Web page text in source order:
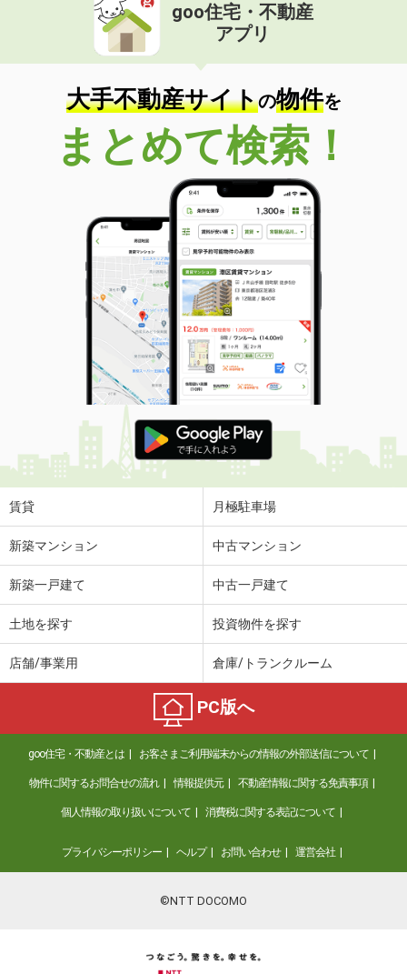
goo住宅・不動産
アプリ
大手不動産サイトの物件を
まとめて検索！
賃貸 月極駐車場
新築マンション 中古マンション
新築一戸建て 中古一戸建て
土地を探す 投資物件を探す
店舗/事業用 倉庫/トランクルーム
PC版へ
goo住宅・不動産とは お客さまご利用端末からの情報の外部送信について
物件に関するお問合せの流れ 情報提供元 不動産情報に関する免責事項
個人情報の取り扱いについて 消費税に関する表記について
プライバシーポリシー ヘルプ お問い合わせ 運営会社
©NTT DOCOMO